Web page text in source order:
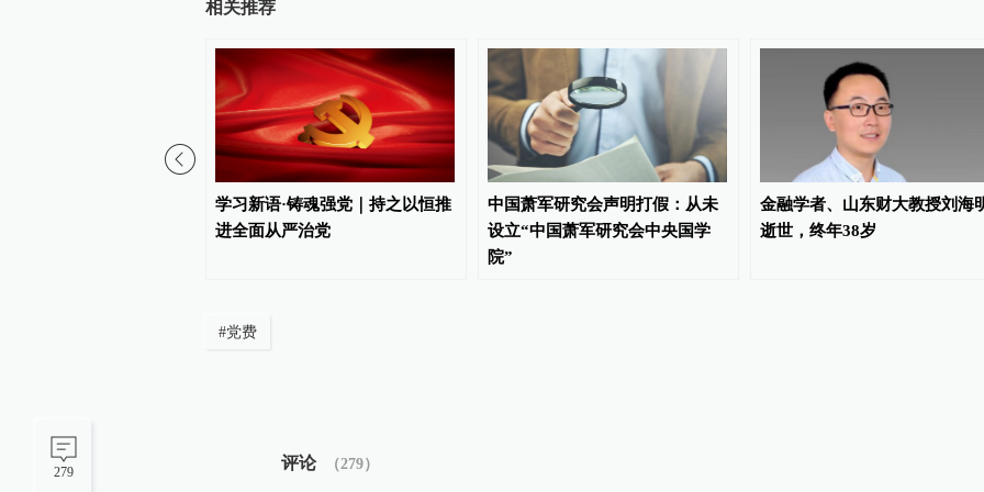
279
相关推荐
学习新语·铸魂强党｜持之以恒推
进全面从严治党
中国萧军研究会声明打假：从未
设立“中国萧军研究会中央国学
院”
金融学者、山东财大教授刘海
逝世，终年38岁
#党费
评论 （279）